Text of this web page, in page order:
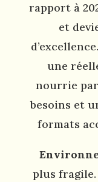
rapport à
et
une
nourrie
besoins et
formats
plus